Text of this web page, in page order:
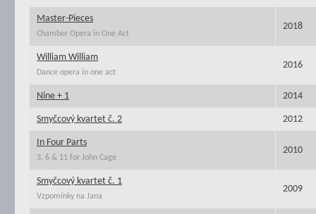
Master-Pieces
Chamber Opera in One Act
2018
William William
Dance opera in one act
2016
Nine + 1 2014
Smyčcový kvartet č. 2 2012
In Four Parts
3, 6 & 11 for John Cage
2010
Smyčcový kvartet č. 1
Vzpomínky na Jana
2009